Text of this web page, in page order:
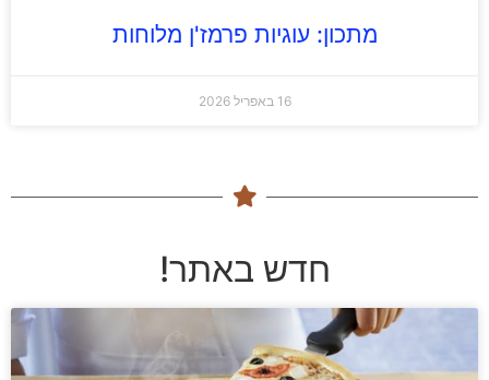
מתכון: עוגיות פרמז'ן מלוחות
16 באפריל 2026
חדש באתר!